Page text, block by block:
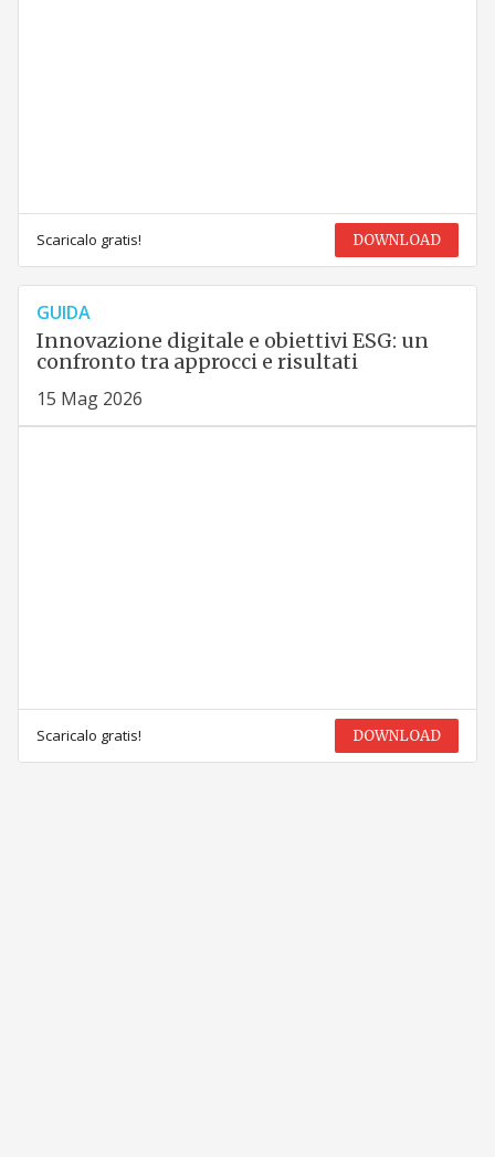
Scaricalo gratis! DOWNLOAD
GUIDA
Innovazione digitale e obiettivi ESG: un
confronto tra approcci e risultati
15 Mag 2026
Scaricalo gratis! DOWNLOAD